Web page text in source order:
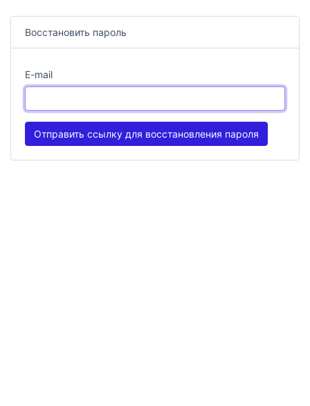
Восстановить пароль
E-mail
Отправить ссылку для восстановления пароля